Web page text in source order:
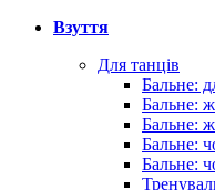
Взуття
Для танців
Бальне:
Бальне:
Бальне:
Бальне:
Бальне: